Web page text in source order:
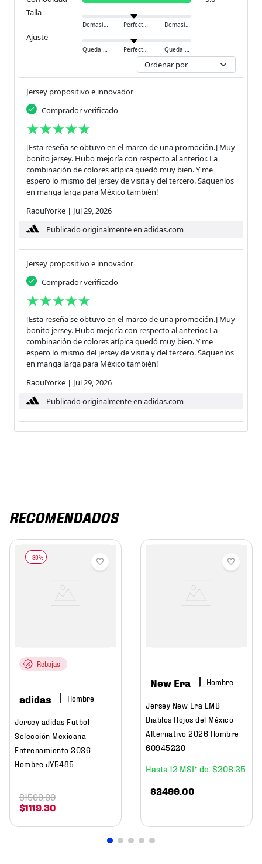
Talla
Demasiado pequeño Perfecto Demasiado grande
Ajuste
Queda ajustado Perfecto Queda holgado
Jersey propositivo e innovador
Comprador verificado
[Esta reseña se obtuvo en el marco de una promoción.] Muy
bonito jersey. Hubo mejoría con respecto al anterior. La
combinación de colores atípica quedó muy bien. Y me
espero lo mismo del jersey de visita y del tercero. Sáquenlos
en manga larga para México también!
RaoulYorke | Jul 29, 2026
Publicado originalmente en adidas.com
Jersey propositivo e innovador
Comprador verificado
[Esta reseña se obtuvo en el marco de una promoción.] Muy
bonito jersey. Hubo mejoría con respecto al anterior. La
combinación de colores atípica quedó muy bien. Y me
espero lo mismo del jersey de visita y del tercero. Sáquenlos
en manga larga para México también!
RaoulYorke | Jul 29, 2026
Publicado originalmente en adidas.com
RECOMENDADOS
Rebajas
adidas Hombre
Jersey adidas Futbol
Selección Mexicana
Entrenamiento 2026
Hombre JY5485
$1119.30
$1599.00
New Era Hombre
Jersey New Era LMB
Diablos Rojos del México
Alternativo 2026 Hombre
60945220
12 $208 25
$2499.00